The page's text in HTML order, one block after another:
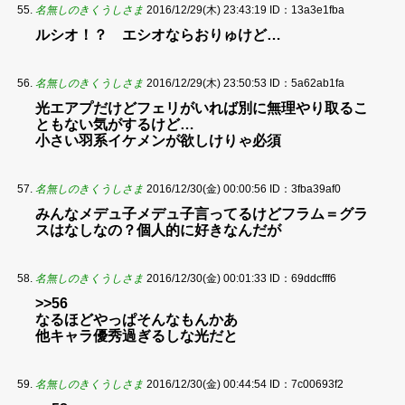
名無しのきくうしさま 2016/12/29(木) 23:43:19 ID：13a3e1fba
ルシオ！？ エシオならおりゅけど…
名無しのきくうしさま 2016/12/29(木) 23:50:53 ID：5a62ab1fa
光エアプだけどフェリがいれば別に無理やり取るこ
ともない気がするけど…
小さい羽系イケメンが欲しけりゃ必須
名無しのきくうしさま 2016/12/30(金) 00:00:56 ID：3fba39af0
みんなメデュ子メデュ子言ってるけどフラム＝グラ
スはなしなの？個人的に好きなんだが
名無しのきくうしさま 2016/12/30(金) 00:01:33 ID：69ddcfff6
>>56
なるほどやっぱそんなもんかあ
他キャラ優秀過ぎるしな光だと
名無しのきくうしさま 2016/12/30(金) 00:44:54 ID：7c00693f2